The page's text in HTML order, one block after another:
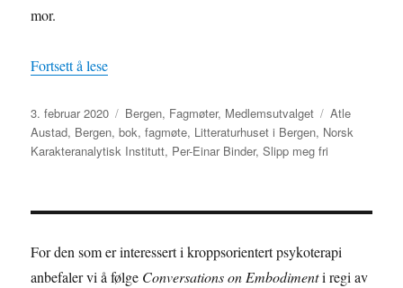
mor.
Fortsett å lese«Slipp meg fri : om intensiv psykoterapi etter
Publisert
3. februar 2020 Kategorier
Bergen, Fagmøter, Medlemsutvalget Stikkord
Atle
Austad, Bergen,bok,fagmøte, Litteraturhuset i Bergen, Norsk
Karakteranalytisk Institutt, Per-Einar Binder,Slipp meg fri
For den som er interessert i kroppsorientert psykoterapi
anbefaler vi å følge Conversations on Embodimenti regi av